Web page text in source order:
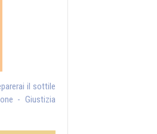
il sottile
- Giustizia